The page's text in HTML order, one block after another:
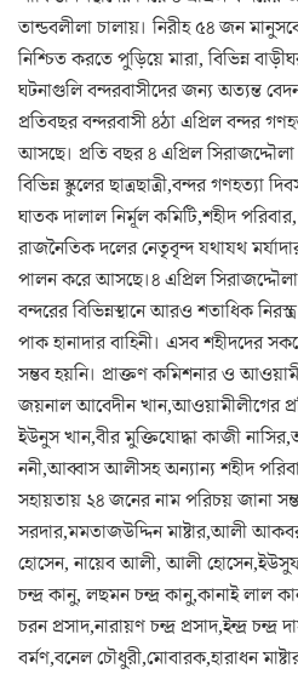
তান্ডবলীলা চালায়। নিরীহ ৫৪ জন
নিশ্চিত করতে পুড়িয়ে মারা, বিভিন্ন
ঘটনাগুলি বন্দরবাসীদের জন্য অত্যন্ত
প্রতিবছর বন্দরবাসী ৪ঠা এপ্রিল বন্দর
আসছে। প্রতি বছর ৪ এপ্রিল সিরাজদ্দৌলা
বিভিন্ন স্কুলের ছাত্রছাত্রী,বন্দর গণহত্যা
ঘাতক দালাল নির্মূল কমিটি,শহীদ
রাজনৈতিক দলের নেতৃবৃন্দ যথাযথ
পালন করে আসছে।৪ এপ্রিল
বন্দরের বিভিন্নস্থানে আরও শতাধিক
পাক হানাদার বাহিনী। এসব শহীদদের
সম্ভব হয়নি। প্রাক্তণ কমিশনার ও
জয়নাল আবেদীন খান,আওয়ামীলীগের
ইউনুস খান,বীর মুক্তিযোদ্ধা কাজী
ননী,আব্বাস আলীসহ অন্যান্য শহীদ
সহায়তায় ২৪ জনের নাম পরিচয় জানা
সরদার,মমতাজউদ্দিন মাষ্টার,আলী
হোসেন, নায়েব আলী, আলী
চন্দ্র কানু, লছমন চন্দ্র কানু,কানাই লাল
চরন প্রসাদ,নারায়ণ চন্দ্র প্রসাদ,ইন্দ্র চন্দ্র
বর্মণ,বনেল চৌধুরী,মোবারক,হারাধন